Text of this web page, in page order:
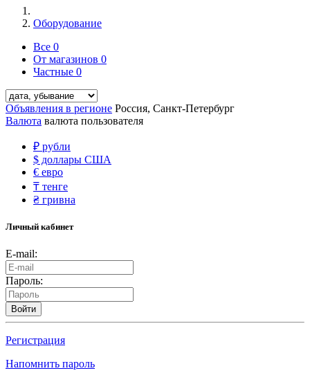
Оборудование
Все 0
От магазинов 0
Частные 0
Объявления в регионе Россия, Санкт-Петербург
Валюта валюта пользователя
₽ рубли
$ доллары США
€ евро
₸ тенге
₴ гривна
Личный кабинет
E-mail:
Пароль:
Войти
Регистрация
Напомнить пароль